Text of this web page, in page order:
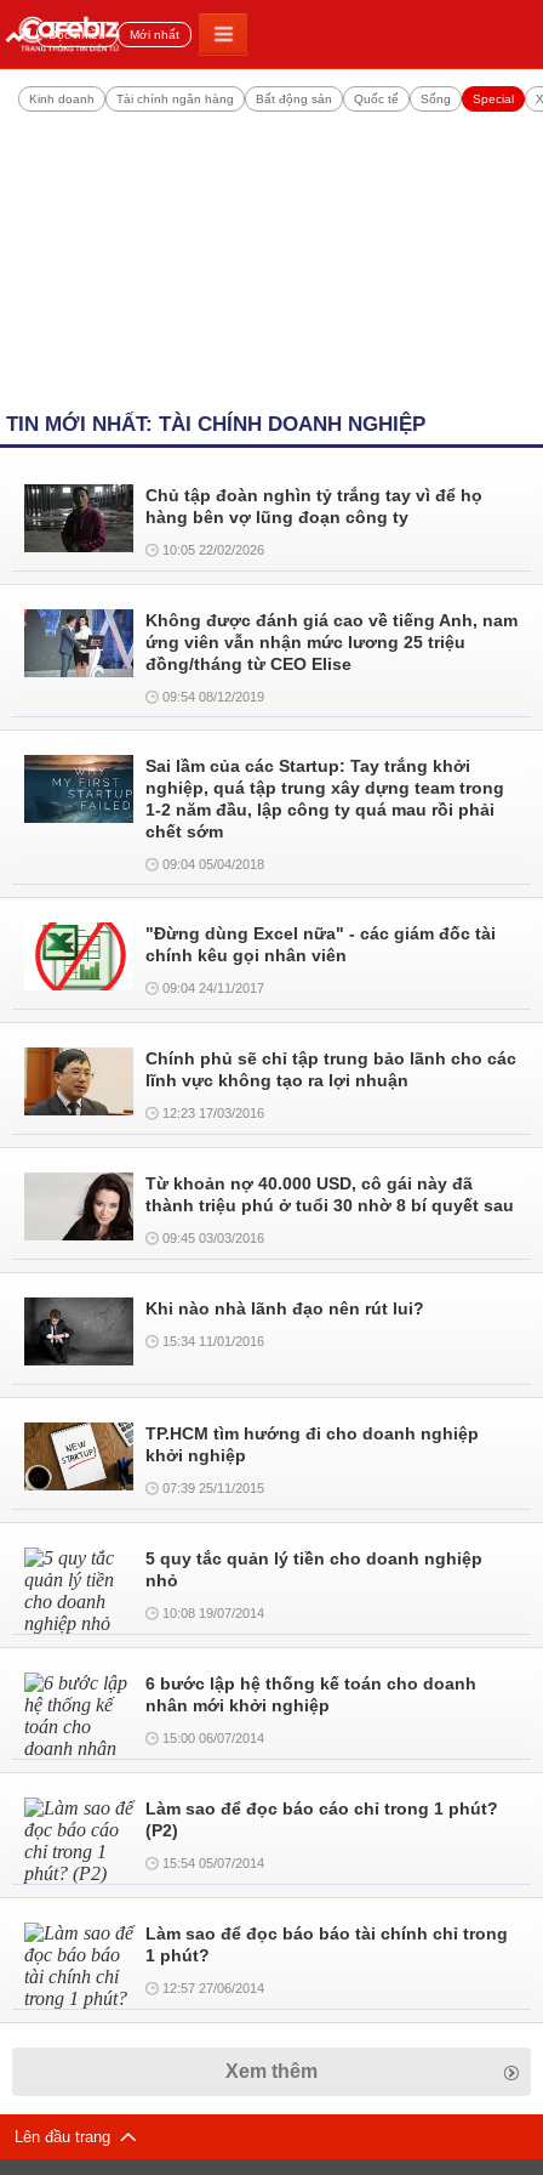
Đọc nhiều Mới nhất
Kinh doanh Tài chính ngân hàng Bất động sản Quốc tế Sống Special
TIN MỚI NHẤT: TÀI CHÍNH DOANH NGHIỆP
Chủ tập đoàn nghìn tỷ trắng tay vì để họ
hàng bên vợ lũng đoạn công ty
10:05 22/02/2026
Không được đánh giá cao về tiếng Anh, nam
ứng viên vẫn nhận mức lương 25 triệu
đồng/tháng từ CEO Elise
09:54 08/12/2019
Sai lầm của các Startup: Tay trắng khởi
nghiệp, quá tập trung xây dựng team trong
1-2 năm đầu, lập công ty quá mau rồi phải
chết sớm
09:04 05/04/2018
"Đừng dùng Excel nữa" - các giám đốc tài
chính kêu gọi nhân viên
09:04 24/11/2017
Chính phủ sẽ chỉ tập trung bảo lãnh cho các
lĩnh vực không tạo ra lợi nhuận
12:23 17/03/2016
Từ khoản nợ 40.000 USD, cô gái này đã
thành triệu phú ở tuổi 30 nhờ 8 bí quyết sau
09:45 03/03/2016
Khi nào nhà lãnh đạo nên rút lui?
15:34 11/01/2016
TP.HCM tìm hướng đi cho doanh nghiệp
khởi nghiệp
07:39 25/11/2015
5 quy tắc quản lý tiền cho doanh nghiệp
nhỏ
10:08 19/07/2014
6 bước lập hệ thống kế toán cho doanh
nhân mới khởi nghiệp
15:00 06/07/2014
Làm sao để đọc báo cáo chỉ trong 1 phút?
(P2)
15:54 05/07/2014
Làm sao để đọc báo báo tài chính chỉ trong
1 phút?
12:57 27/06/2014
Xem thêm
Lên đầu trang